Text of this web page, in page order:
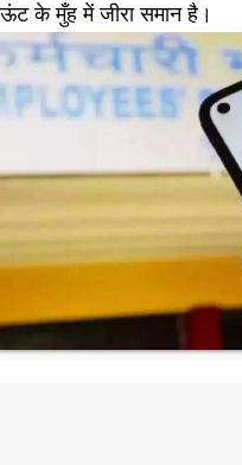
के मुँह में जीरा समान है।